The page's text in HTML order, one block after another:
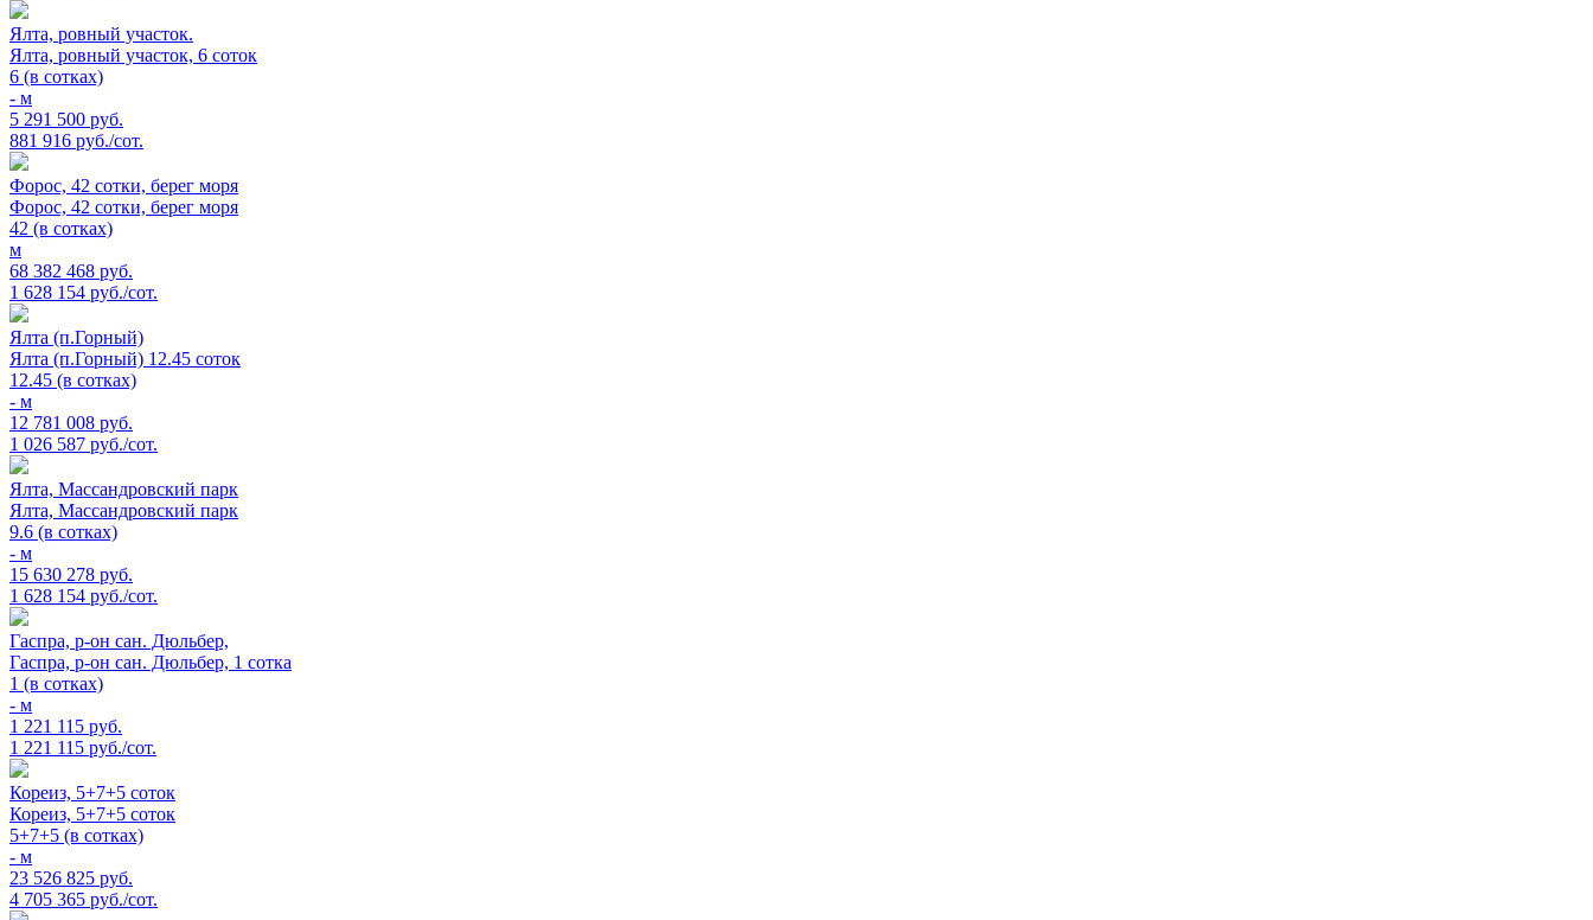
Ялта, ровный участок.
Ялта, ровный участок, 6 соток
6 (в сотках)
- м
5 291 500 руб.
881 916 руб./сот.
Форос, 42 сотки, берег моря
Форос, 42 сотки, берег моря
42 (в сотках)
м
68 382 468 руб.
1 628 154 руб./сот.
Ялта (п.Горный)
Ялта (п.Горный) 12.45 соток
12.45 (в сотках)
- м
12 781 008 руб.
1 026 587 руб./сот.
Ялта, Массандровский парк
Ялта, Массандровский парк
9.6 (в сотках)
- м
15 630 278 руб.
1 628 154 руб./сот.
Гаспра, р-он сан. Дюльбер,
Гаспра, р-он сан. Дюльбер, 1 сотка
1 (в сотках)
- м
1 221 115 руб.
1 221 115 руб./сот.
Кореиз, 5+7+5 соток
Кореиз, 5+7+5 соток
5+7+5 (в сотках)
- м
23 526 825 руб.
4 705 365 руб./сот.